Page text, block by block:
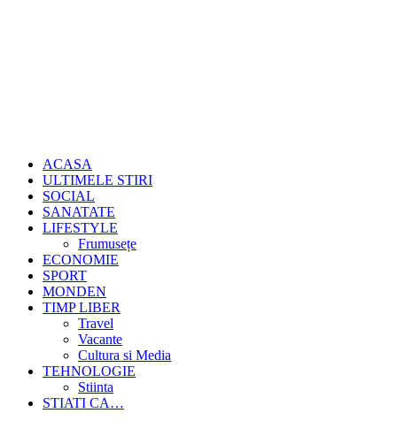
ACASA
ULTIMELE STIRI
SOCIAL
SANATATE
LIFESTYLE
Frumusețe
ECONOMIE
SPORT
MONDEN
TIMP LIBER
Travel
Vacante
Cultura si Media
TEHNOLOGIE
Stiinta
STIATI CA…